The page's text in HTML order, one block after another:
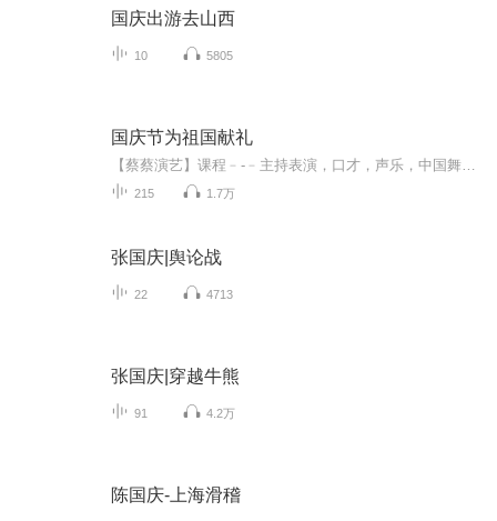
国庆出游去山西
10 5805
国庆节为祖国献礼
215 1.7万
张国庆|舆论战
22 4713
张国庆|穿越牛熊
91 4.2万
陈国庆-上海滑稽